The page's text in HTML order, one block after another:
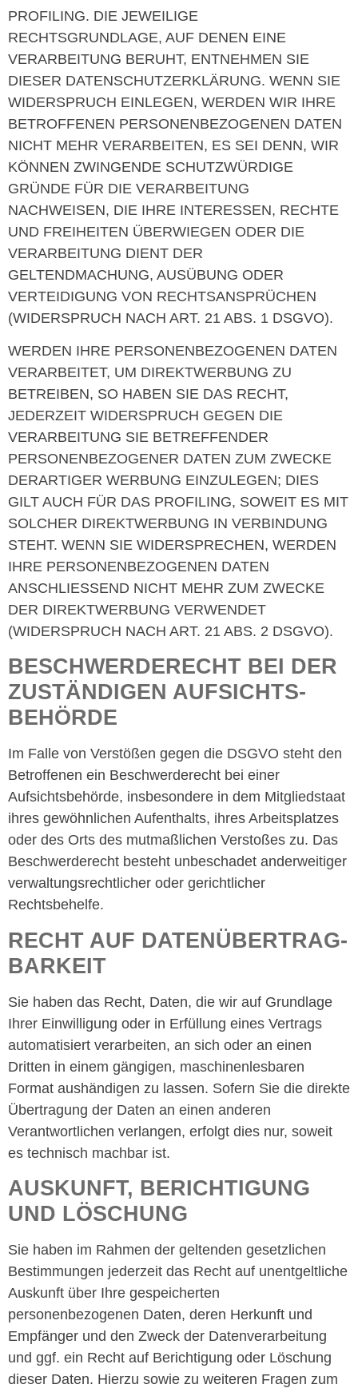
PROFILING. DIE JEWEILIGE
RECHTSGRUNDLAGE, AUF DENEN EINE
VERARBEITUNG BERUHT, ENTNEHMEN SIE
DIESER DATENSCHUTZERKLÄRUNG. WENN SIE
WIDERSPRUCH EINLEGEN, WERDEN WIR IHRE
BETROFFENEN PERSONENBEZOGENEN DATEN
NICHT MEHR VERARBEITEN, ES SEI DENN, WIR
KÖNNEN ZWINGENDE SCHUTZWÜRDIGE
GRÜNDE FÜR DIE VERARBEITUNG
NACHWEISEN, DIE IHRE INTERESSEN, RECHTE
UND FREIHEITEN ÜBERWIEGEN ODER DIE
VERARBEITUNG DIENT DER
GELTENDMACHUNG, AUSÜBUNG ODER
VERTEIDIGUNG VON RECHTSANSPRÜCHEN
(WIDERSPRUCH NACH ART. 21 ABS. 1 DSGVO).
WERDEN IHRE PERSONENBEZOGENEN DATEN
VERARBEITET, UM DIREKTWERBUNG ZU
BETREIBEN, SO HABEN SIE DAS RECHT,
JEDERZEIT WIDERSPRUCH GEGEN DIE
VERARBEITUNG SIE BETREFFENDER
PERSONENBEZOGENER DATEN ZUM ZWECKE
DERARTIGER WERBUNG EINZULEGEN; DIES
GILT AUCH FÜR DAS PROFILING, SOWEIT ES MIT
SOLCHER DIREKTWERBUNG IN VERBINDUNG
STEHT. WENN SIE WIDERSPRECHEN, WERDEN
IHRE PERSONENBEZOGENEN DATEN
ANSCHLIESSEND NICHT MEHR ZUM ZWECKE
DER DIREKTWERBUNG VERWENDET
(WIDERSPRUCH NACH ART. 21 ABS. 2 DSGVO).
BESCHWERDE­RECHT BEI DER
ZUSTÄNDIGEN AUFSICHTS­
BEHÖRDE
Im Falle von Verstößen gegen die DSGVO steht den
Betroffenen ein Beschwerderecht bei einer
Aufsichtsbehörde, insbesondere in dem Mitgliedstaat
ihres gewöhnlichen Aufenthalts, ihres Arbeitsplatzes
oder des Orts des mutmaßlichen Verstoßes zu. Das
Beschwerderecht besteht unbeschadet anderweitiger
verwaltungsrechtlicher oder gerichtlicher
Rechtsbehelfe.
RECHT AUF DATEN­ÜBERTRAG­
BARKEIT
Sie haben das Recht, Daten, die wir auf Grundlage
Ihrer Einwilligung oder in Erfüllung eines Vertrags
automatisiert verarbeiten, an sich oder an einen
Dritten in einem gängigen, maschinenlesbaren
Format aushändigen zu lassen. Sofern Sie die direkte
Übertragung der Daten an einen anderen
Verantwortlichen verlangen, erfolgt dies nur, soweit
es technisch machbar ist.
AUSKUNFT, BERICHTIGUNG
UND LÖSCHUNG
Sie haben im Rahmen der geltenden gesetzlichen
Bestimmungen jederzeit das Recht auf unentgeltliche
Auskunft über Ihre gespeicherten
personenbezogenen Daten, deren Herkunft und
Empfänger und den Zweck der Datenverarbeitung
und ggf. ein Recht auf Berichtigung oder Löschung
dieser Daten. Hierzu sowie zu weiteren Fragen zum